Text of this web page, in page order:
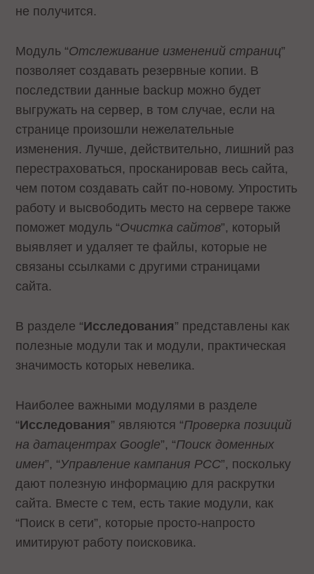
не получится.
Модуль “Отслеживание изменений страниц”
позволяет создавать резервные копии. В
последствии данные backup можно будет
выгружать на сервер, в том случае, если на
странице произошли нежелательные
изменения. Лучше, действительно, лишний раз
перестраховаться, просканировав весь сайта,
чем потом создавать сайт по-новому. Упростить
работу и высвободить место на сервере также
поможет модуль “Очистка сайтов”, который
выявляет и удаляет те файлы, которые не
связаны ссылками с другими страницами
сайта.
В разделе “Исследования” представлены как
полезные модули так и модули, практическая
значимость которых невелика.
Наиболее важными модулями в разделе
“Исследования” являются “Проверка позиций
на датацентрах Google”, “Поиск доменных
имен”, “Управление кампания PCC”, поскольку
дают полезную информацию для раскрутки
сайта. Вместе с тем, есть такие модули, как
“Поиск в сети”, которые просто-напросто
имитируют работу поисковика.